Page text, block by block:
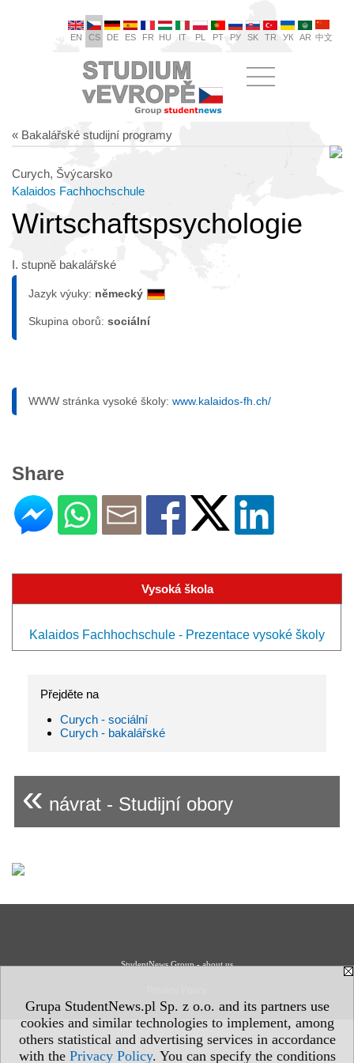
Grupa StudentNews.pl Sp. z o.o. and its partners use
cookies and similar technologies to implement, among
others statistical and advertising services in accordance
with the Privacy Policy. You can specify the conditions
EN CS DE ES FR HU IT PL PT РУ SK TR УК AR 中文
« Bakalářské studijní programy
Curych, Švýcarsko
Kalaidos Fachhochschule
Wirtschaftspsychologie
I. stupně bakalářské
Jazyk výuky: německý
Skupina oborů: sociální
WWW stránka vysoké školy: www.kalaidos-fh.ch/
Share
Vysoká škola
Kalaidos Fachhochschule - Prezentace vysoké školy
Přejděte na
Curych - sociální
Curych - bakalářské
« návrat - Studijní obory
StudentNews Group - about us